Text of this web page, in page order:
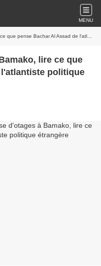
MENU
Al Assad de l'atlantiste politique étrangère française
lire ce que
politique